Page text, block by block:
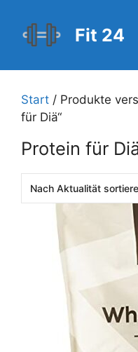
Inhalt
springen
Fit 24
Start / Produkte
für Diä“
Protein für